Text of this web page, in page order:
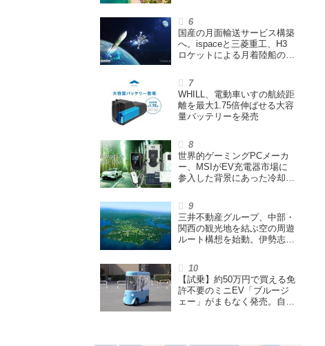
指す
国産の月面輸送サービス構築
へ。ispaceと三菱重工、H3
ロケットによる月着陸船の打
結
WHILL、電動車いすの航続距
離を最大1.75倍伸ばせる大容
量バッテリーを発売
世界的ゲーミングPCメーカ
ー、MSIがEV充電器市場に
参入した背景にあった冷却技
回】
三井不動産グループ、中部・
関西の観光地を結ぶ空の周遊
ルート構想を始動。伊勢志摩
【試乗】約50万円で買える免
許不要のミニEV「ブルージ
ェー」がまもなく発売。自転